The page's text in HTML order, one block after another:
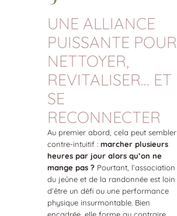
UNE ALLIANCE
PUISSANTE POUR
NETTOYER,
REVITALISER… ET
SE
RECONNECTER
Au premier abord, cela peut sembler
contre-intuitif : marcher plusieurs
heures par jour alors qu’on ne
mange pas ?Pourtant, l’association
du jeûne et de la randonnée est loin
d’être un défi ou une performance
physique insurmontable. Bien
encadrée, elle forme au contraire